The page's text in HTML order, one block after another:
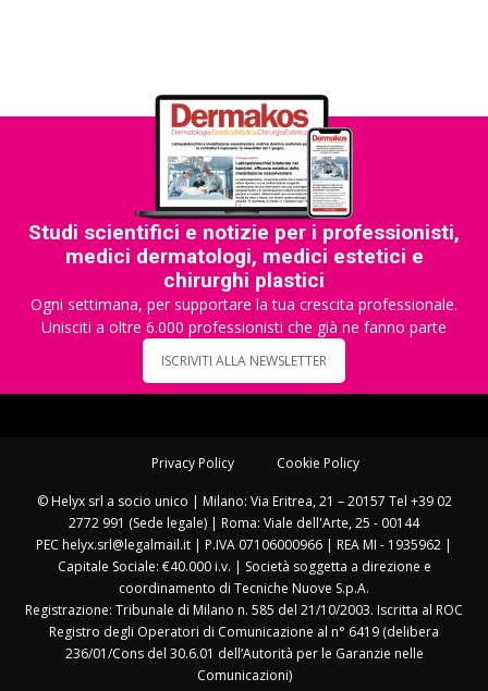
Studi scientifici e notizie per i professionisti,
medici dermatologi, medici estetici e
chirurghi plastici
Ogni settimana, per supportare la tua crescita professionale.
Unisciti a oltre 6.000 professionisti che già ne fanno parte
ISCRIVITI ALLA NEWSLETTER
Privacy Policy Cookie Policy
© Helyx srl a socio unico | Milano: Via Eritrea, 21 – 20157 Tel +39 02
2772 991 (Sede legale) | Roma: Viale dell'Arte, 25 - 00144
PEC helyx.srl@legalmail.it | P.IVA 07106000966 | REA MI - 1935962 |
Capitale Sociale: €40.000 i.v. | Società soggetta a direzione e
coordinamento di Tecniche Nuove S.p.A.
Registrazione: Tribunale di Milano n. 585 del 21/10/2003. Iscritta al ROC
Registro degli Operatori di Comunicazione al n° 6419 (delibera
236/01/Cons del 30.6.01 dell’Autorità per le Garanzie nelle
Comunicazioni)